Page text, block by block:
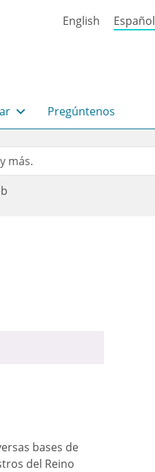
English Español
Pregúntenos
bases de
del Reino